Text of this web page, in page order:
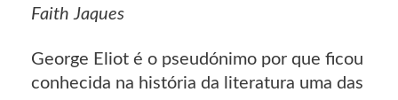
Faith Jaques
George Eliot é o pseudónimo por que ficou
conhecida na história da literatura uma das